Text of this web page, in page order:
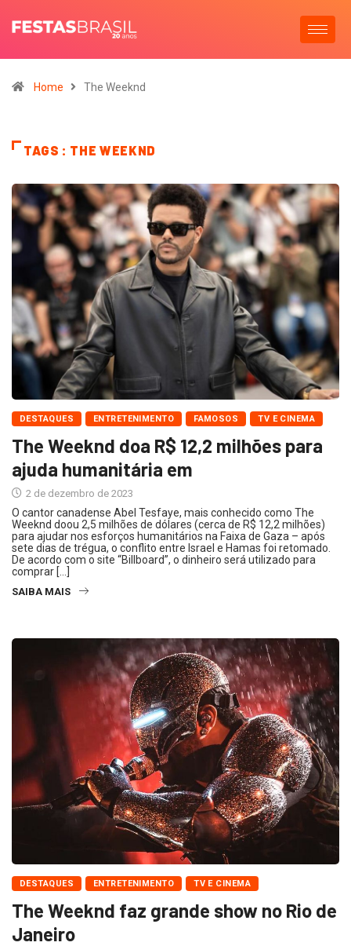
Home The Weeknd
TAGS : THE WEEKND
DESTAQUES ENTRETENIMENTO FAMOSOS TV E CINEMA
The Weeknd doa R$ 12,2 milhões para
ajuda humanitária em
2 de dezembro de 2023
O cantor canadense Abel Tesfaye, mais conhecido como The
Weeknd doou 2,5 milhões de dólares (cerca de R$ 12,2 milhões)
para ajudar nos esforços humanitários na Faixa de Gaza – após
sete dias de trégua, o conflito entre Israel e Hamas foi retomado.
De acordo com o site “Billboard”, o dinheiro será utilizado para
comprar […]
SAIBA MAIS
DESTAQUES ENTRETENIMENTO TV E CINEMA
The Weeknd faz grande show no Rio de
Janeiro